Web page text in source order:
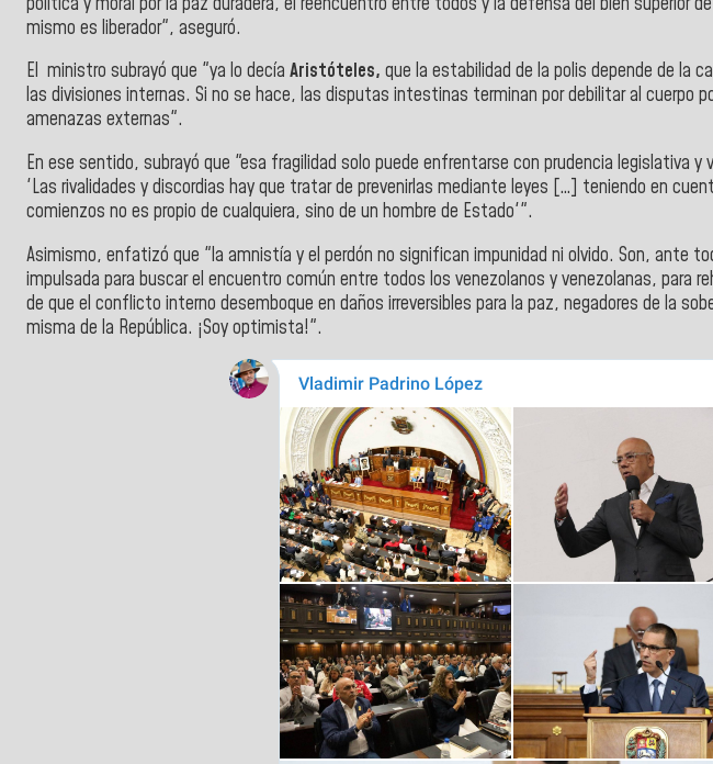
mismo es liberador", aseguró.
El ministro subrayó que "ya lo decía Aristóteles, que la estabilidad de la polis depende de la
las divisiones internas. Si no se hace, las disputas intestinas terminan por debilitar al cuerpo
amenazas externas".
En ese sentido, subrayó que "esa fragilidad solo puede enfrentarse con prudencia legislativa y
'Las rivalidades y discordias hay que tratar de prevenirlas mediante leyes […] teniendo en
comienzos no es propio de cualquiera, sino de un hombre de Estado'".
Asimismo, enfatizó que "la amnistía y el perdón no significan impunidad ni olvido. Son, ante
impulsada para buscar el encuentro común entre todos los venezolanos y venezolanas, para
de que el conflicto interno desemboque en daños irreversibles para la paz, negadores de la
misma de la República. ¡Soy optimista!".